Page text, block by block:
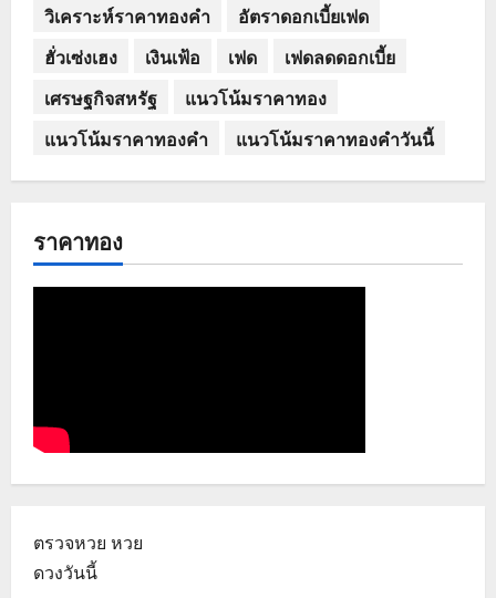
วิเคราะห์ราคาทองคำ
อัตราดอกเบี้ยเฟด
ฮั่วเซ่งเฮง
เงินเฟ้อ เฟด
เฟดลดดอกเบี้ย
เศรษฐกิจสหรัฐ
แนวโน้มราคาทอง
แนวโน้มราคาทองคำ
แนวโน้มราคาทองคำวันนี้
ราคาทอง
ตรวจหวย หวย
ดวงวันนี้